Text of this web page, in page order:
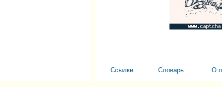
Ссылки Словарь О